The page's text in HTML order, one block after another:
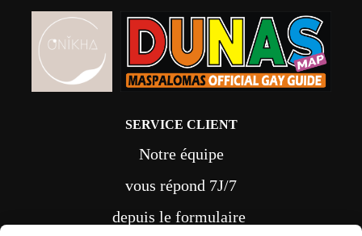
SERVICE CLIENT
Notre équipe
vous répond 7J/7
depuis le formulaire